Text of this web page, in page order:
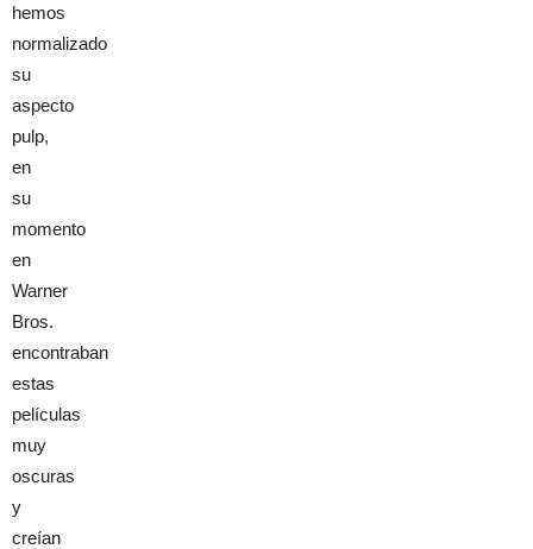
hemos
normalizado
su
aspecto
pulp,
en
su
momento
en
Warner
Bros.
encontraban
estas
películas
muy
oscuras
y
creían